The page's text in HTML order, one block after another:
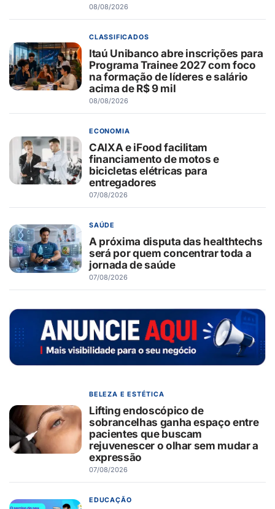
08/08/2026
CLASSIFICADOS
Itaú Unibanco abre inscrições para
Programa Trainee 2027 com foco
na formação de líderes e salário
acima de R$ 9 mil
08/08/2026
ECONOMIA
CAIXA e iFood facilitam
financiamento de motos e
bicicletas elétricas para
entregadores
07/08/2026
SAÚDE
A próxima disputa das healthtechs
será por quem concentrar toda a
jornada de saúde
07/08/2026
BELEZA E ESTÉTICA
Lifting endoscópico de
sobrancelhas ganha espaço entre
pacientes que buscam
rejuvenescer o olhar sem mudar a
expressão
07/08/2026
EDUCAÇÃO